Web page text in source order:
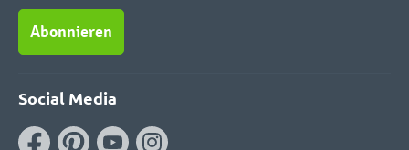
Abonnieren
Social Media